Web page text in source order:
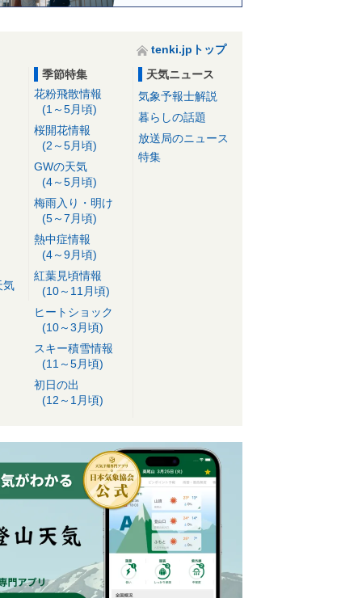
tenki.jpトップ
気
季節特集
花粉飛散情報
(1～5月頃)
桜開花情報
(2～5月頃)
GWの天気
(4～5月頃)
梅雨入り・明け
(5～7月頃)
熱中症情報
(4～9月頃)
紅葉見頃情報
(10～11月頃)
ヒートショック
(10～3月頃)
スキー積雪情報
(11～5月頃)
初日の出
(12～1月頃)
天気ニュース
気象予報士解説
暮らしの話題
放送局のニュース
特集